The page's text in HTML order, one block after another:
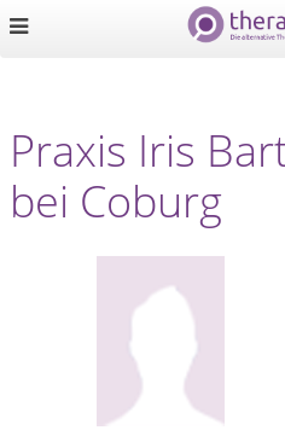
Praxis Iris
bei Coburg